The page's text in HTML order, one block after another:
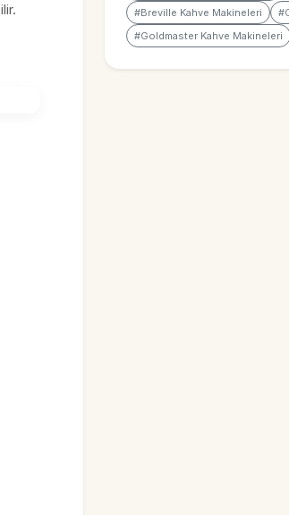
#Breville Kahve Makineleri
#Goldmaster Kahve Makineleri